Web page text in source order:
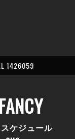
1426059
スケジュール